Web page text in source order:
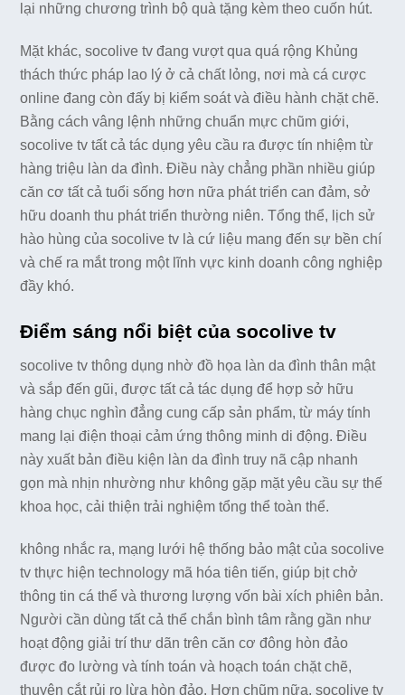
lại những chương trình bộ quà tặng kèm theo cuốn hút.
Mặt khác, socolive tv đang vượt qua quá rộng Khủng
thách thức pháp lao lý ở cả chất lỏng, nơi mà cá cược
online đang còn đấy bị kiểm soát và điều hành chặt chẽ.
Bằng cách vâng lệnh những chuẩn mực chũm giới,
socolive tv tất cả tác dụng yêu cầu ra được tín nhiệm từ
hàng triệu làn da đình. Điều này chẳng phần nhiều giúp
căn cơ tất cả tuổi sống hơn nữa phát triển can đảm, sở
hữu doanh thu phát triển thường niên. Tổng thể, lịch sử
hào hùng của socolive tv là cứ liệu mang đến sự bền chí
và chế ra mắt trong một lĩnh vực kinh doanh công nghiệp
đầy khó.
Điểm sáng nổi biệt của socolive tv
socolive tv thông dụng nhờ đồ họa làn da đình thân mật
và sắp đến gũi, được tất cả tác dụng để hợp sở hữu
hàng chục nghìn đẳng cung cấp sản phẩm, từ máy tính
mang lại điện thoại cảm ứng thông minh di động. Điều
này xuất bản điều kiện làn da đình truy nã cập nhanh
gọn mà nhịn nhường như không gặp mặt yêu cầu sự thế
khoa học, cải thiện trải nghiệm tổng thể toàn thể.
không nhắc ra, mạng lưới hệ thống bảo mật của socolive
tv thực hiện technology mã hóa tiên tiến, giúp bịt chở
thông tin cá thể và thương lượng vốn bài xích phiên bản.
Người cần dùng tất cả thể chắn bình tâm rằng gần như
hoạt động giải trí thư dãn trên căn cơ đông hòn đảo
được đo lường và tính toán và hoạch toán chặt chẽ,
thuyên cắt rủi ro lừa hòn đảo. Hơn chũm nữa, socolive tv